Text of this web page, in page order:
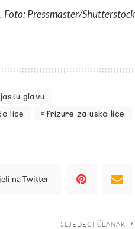
Foto: Pressmaster/Shutterstock
glavu
lice
frizure za usko lice
na Twitter
SLJEDEĆI ČLANAK